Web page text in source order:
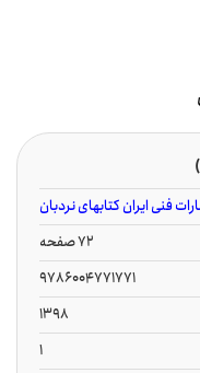
فنی ایران کتابهای نردبان
72 صفحه
9786004771771
1398
1